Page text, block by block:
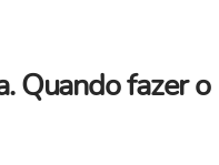
Quando fazer o